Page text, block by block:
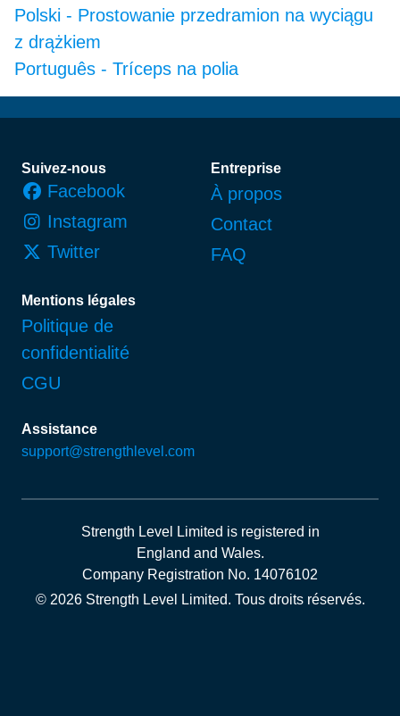
Polski - Prostowanie przedramion na wyciągu
z drążkiem
Português - Tríceps na polia
Pied de page
Suivez-nous
Facebook
Instagram
Twitter
Entreprise
À propos
Contact
FAQ
Mentions légales
Politique de
confidentialité
CGU
Assistance
support@strengthlevel.com
Strength Level Limited is registered in
England and Wales.
Company Registration No. 14076102
© 2026 Strength Level Limited. Tous droits réservés.